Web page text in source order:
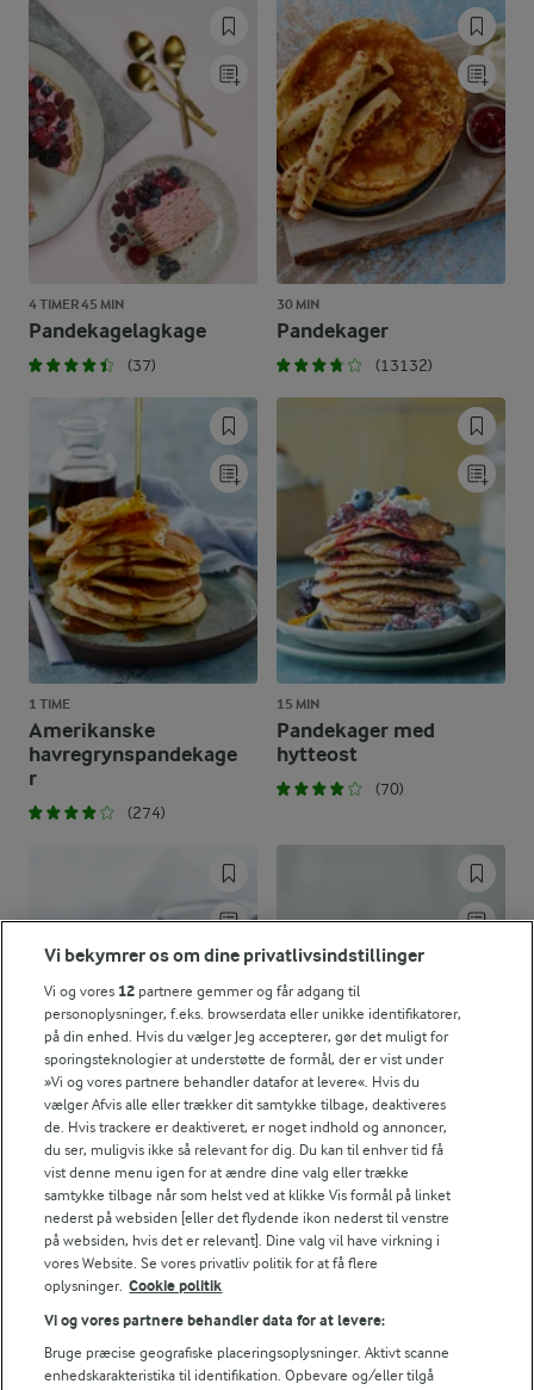
4 TIMER 45 MIN
Pandekagelagkage
(37)
30 MIN
Pandekager
(13132)
1 TIME
Amerikanske
havregrynspandekage
r
(274)
15 MIN
Pandekager med
hytteost
(70)
30 MIN
Amerikanske
pandekager
(1159)
30 MIN
Proteinpandekager
(32)
Vi bekymrer os om dine privatlivsindstillinger
Vi og vores 12 partnere gemmer og får adgang til
personoplysninger, f.eks. browserdata eller unikke identifikatorer,
på din enhed. Hvis du vælger Jeg accepterer, gør det muligt for
sporingsteknologier at understøtte de formål, der er vist under
»Vi og vores partnere behandler datafor at levere«. Hvis du
vælger Afvis alle eller trækker dit samtykke tilbage, deaktiveres
de. Hvis trackere er deaktiveret, er noget indhold og annoncer,
du ser, muligvis ikke så relevant for dig. Du kan til enhver tid få
vist denne menu igen for at ændre dine valg eller trække
samtykke tilbage når som helst ved at klikke Vis formål på linket
nederst på websiden [eller det flydende ikon nederst til venstre
på websiden, hvis det er relevant]. Dine valg vil have virkning i
vores Website. Se vores privatliv politik for at få flere
oplysninger. Cookie politik
Vi og vores partnere behandler data for at levere:
Bruge præcise geografiske placeringsoplysninger. Aktivt scanne
enhedskarakteristika til identifikation. Opbevare og/eller tilgå